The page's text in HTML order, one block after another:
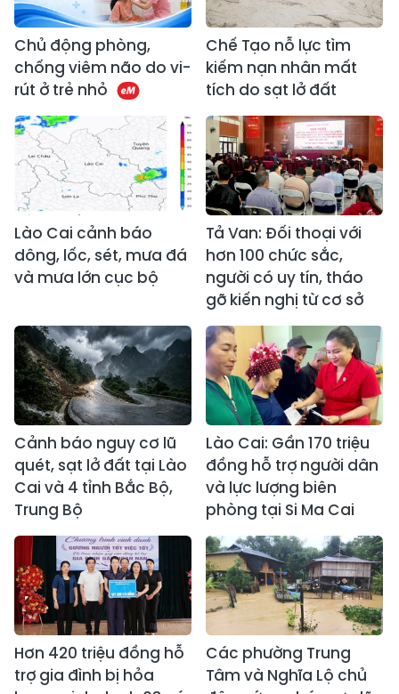
Chủ động phòng,
chống viêm não do vi-
rút ở trẻ nhỏ
Chế Tạo nỗ lực tìm
kiếm nạn nhân mất
tích do sạt lở đất
Lào Cai cảnh báo
dông, lốc, sét, mưa đá
và mưa lớn cục bộ
Tả Van: Đối thoại với
hơn 100 chức sắc,
người có uy tín, tháo
gỡ kiến nghị từ cơ sở
Cảnh báo nguy cơ lũ
quét, sạt lở đất tại Lào
Cai và 4 tỉnh Bắc Bộ,
Trung Bộ
Lào Cai: Gần 170 triệu
đồng hỗ trợ người dân
và lực lượng biên
phòng tại Si Ma Cai
Hơn 420 triệu đồng hỗ
trợ gia đình bị hỏa
Các phường Trung
Tâm và Nghĩa Lộ chủ